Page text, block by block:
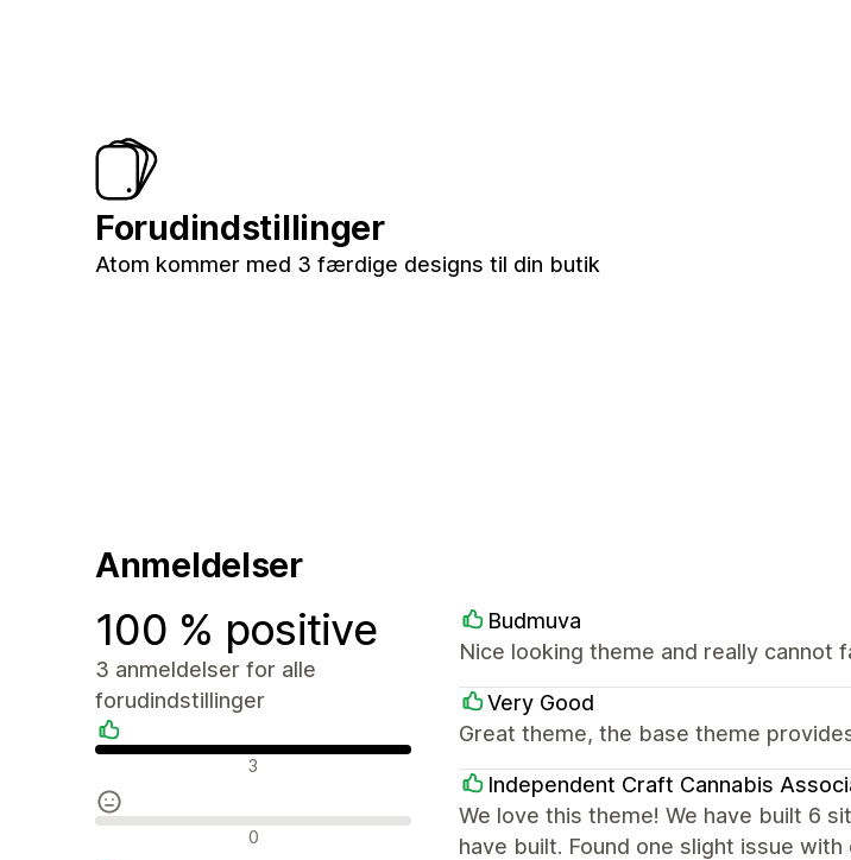
Forudindstillinger
Atom kommer med 3 færdige designs til din butik
Anmeldelser
100 % positive
3 anmeldelser for alle
forudindstillinger
Positive anmeldelser
3
Neutrale anmeldelser
0
Budmuva
Nice looking theme and really cannot
Very Good
Great theme, the base theme
Independent Craft Cannabis
We love this theme! We have built 6
have built. Found one slight issue